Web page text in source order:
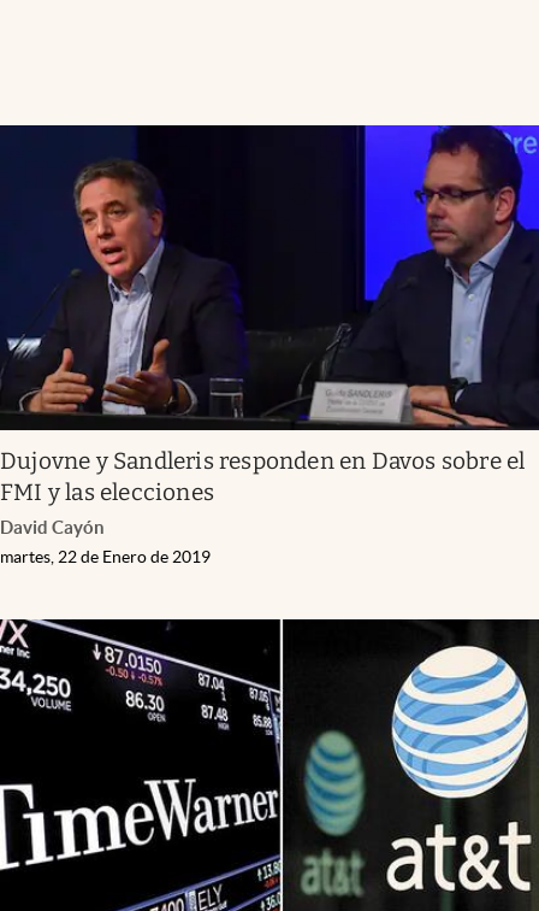
Dujovne y Sandleris responden en Davos sobre el
FMI y las elecciones
David Cayón
martes, 22 de Enero de 2019